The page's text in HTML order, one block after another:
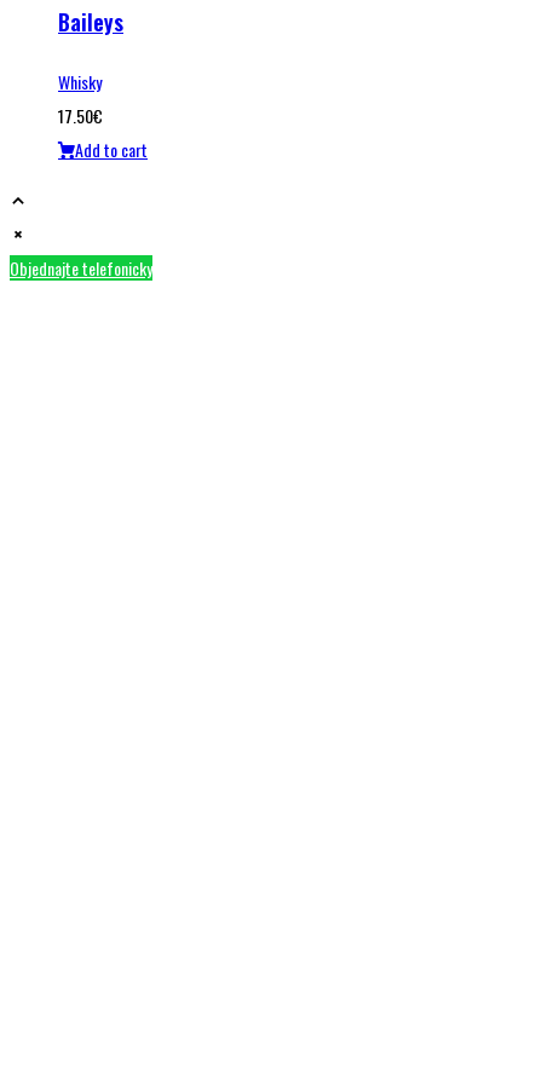
Baileys
Whisky
17.50€
Add to cart
Objednajte telefonicky